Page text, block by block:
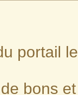
portail
bons